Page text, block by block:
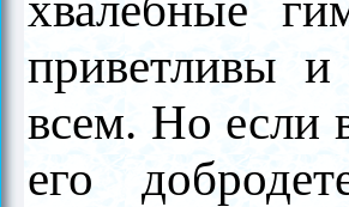
приветливы
всем. Но если
его